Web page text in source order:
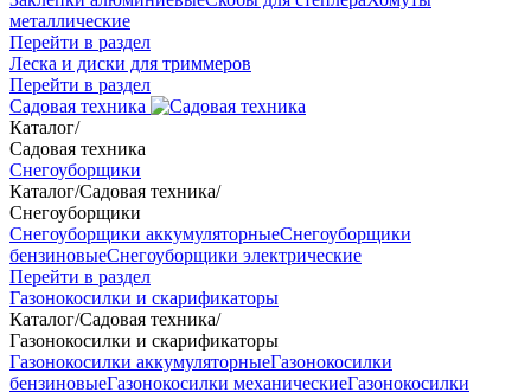
металлические
Перейти в раздел
Леска и диски для триммеров
Перейти в раздел
Садовая техника
Каталог/
Садовая техника
Снегоуборщики
Каталог/Садовая техника/
Снегоуборщики
Снегоуборщики аккумуляторныеСнегоуборщики
бензиновыеСнегоуборщики электрические
Перейти в раздел
Газонокосилки и скарификаторы
Каталог/Садовая техника/
Газонокосилки и скарификаторы
Газонокосилки аккумуляторныеГазонокосилки
бензиновыеГазонокосилки механическиеГазонокосилки